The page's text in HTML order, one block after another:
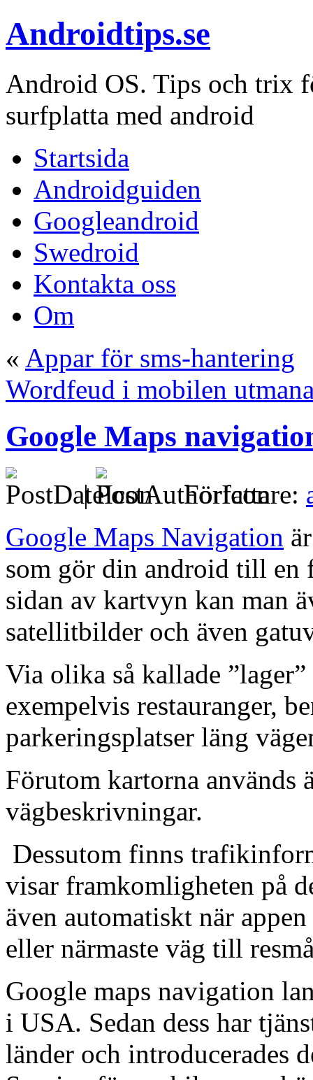
Androidtips.se
Android OS. Tips och trix
surfplatta med android
Startsida
Androidguiden
Googleandroid
Swedroid
Kontakta oss
Om
« Appar för sms-hantering
Wordfeud i mobilen
Google Maps
| Författare:
Google Maps Navigation
som gör din android till en
sidan av kartvyn kan man
satellitbilder och även
Via olika så kallade
exempelvis restauranger,
parkeringsplatser läng
Förutom kartorna används
vägbeskrivningar.
Dessutom finns
visar framkomligheten på
även automatiskt när
eller närmaste väg till
Google maps navigation
i USA. Sedan dess har
länder och introducerades